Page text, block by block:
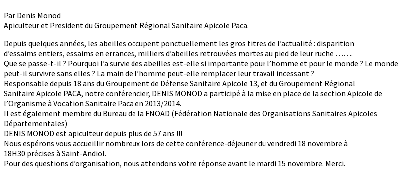
Par Denis Monod
Apiculteur et President du Groupement Régional Sanitaire Apicole Paca.
Depuis quelques années, les abeilles occupent ponctuellement les gros titres de l’actualité : disparition
d’essaims entiers, essaims en errances, milliers d’abeilles retrouvées mortes au pied de leur ruche …….
Que se passe-t-il ? Pourquoi l’a survie des abeilles est-elle si importante pour l’homme et pour le monde ? Le monde
peut-il survivre sans elles ? La main de l’homme peut-elle remplacer leur travail incessant ?
Responsable depuis 18 ans du Groupement de Défense Sanitaire Apicole 13, et du Groupement Régional
Sanitaire Apicole PACA, notre conférencier, DENIS MONOD a participé à la mise en place de la section Apicole de
l’Organisme à Vocation Sanitaire Paca en 2013/2014.
Il est également membre du Bureau de la FNOAD (Fédération Nationale des Organisations Sanitaires Apicoles
Départementales)
DENIS MONOD est apiculteur depuis plus de 57 ans !!!
Nous espérons vous accueillir nombreux lors de cette conférence-déjeuner du vendredi 18 novembre à
18H30 précises à Saint-Andiol.
Pour des questions d’organisation, nous attendons votre réponse avant le mardi 15 novembre. Merci.